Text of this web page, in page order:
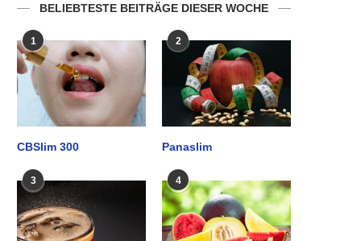
BELIEBTESTE BEITRÄGE DIESER WOCHE
1
CBSlim 300
2
Panaslim
3 4